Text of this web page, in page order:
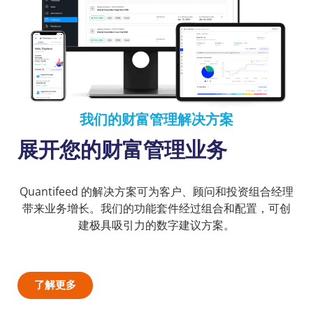
我们的财富管理解决方案
展开您的财富管理业务
Quantifeed 的解决方案可为客户、顾问和投资组合经理
带来业务增长。我们的功能套件经过组合和配置，可创
建极具吸引力的数字建议方案。
了解更多